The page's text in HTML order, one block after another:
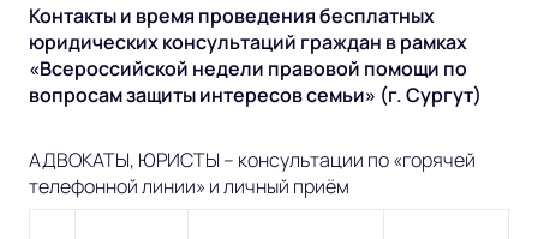
Контакты и время проведения бесплатных
юридических консультаций граждан в рамках
«Всероссийской недели правовой помощи по
вопросам защиты интересов семьи» (г. Сургут)
АДВОКАТЫ, ЮРИСТЫ – консультации по «горячей
телефонной линии» и личный приём